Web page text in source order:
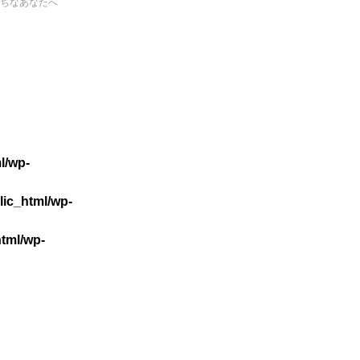
なあなたへ
wp-
wp-
wp-